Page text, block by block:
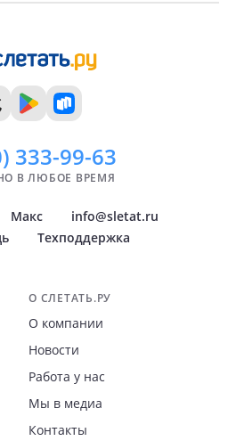
333-99-63
В ЛЮБОЕ ВРЕМЯ
Макс
info@sletat.ru
Техподдержка
О СЛЕТАТЬ.РУ
О компании
Новости
Работа у нас
Мы в медиа
Контакты